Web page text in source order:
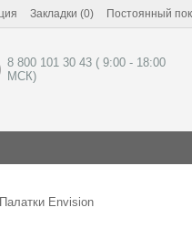
Закладки (0) Постоянный
8 800 101 30 43 ( 9:00 - 18:00
МСК)
Envision